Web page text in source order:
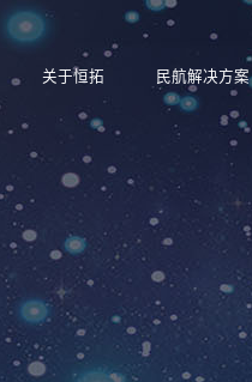
关于恒拓 民航解决方案